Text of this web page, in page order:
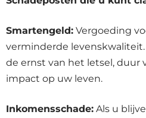
Smartengeld: Vergoeding
verminderde
de ernst van het letsel, duur
impact op uw leven.
Inkomensschade: Als u